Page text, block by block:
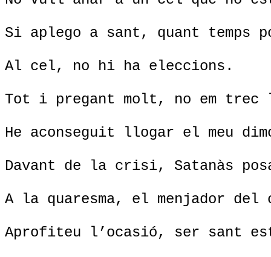
Si aplego a sant, quant temps
Al cel, no hi ha eleccions.
Tot i pregant molt, no em trec
He aconseguit llogar el meu
Davant de la crisi, Satanàs
A la quaresma, el menjador
Aprofiteu l’ocasió, ser sant